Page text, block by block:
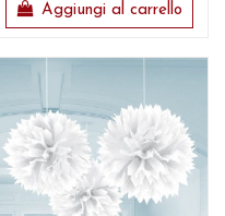
Aggiungi al carrello